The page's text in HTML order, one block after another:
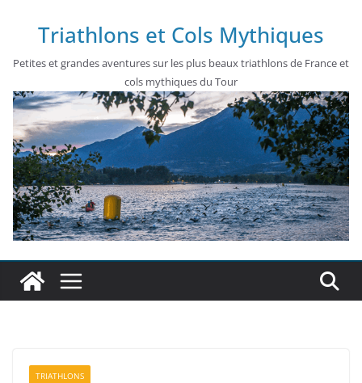
contenu
Triathlons et Cols Mythiques
Petites et grandes aventures sur les plus beaux triathlons de France et
cols mythiques du Tour
TRIATHLONS